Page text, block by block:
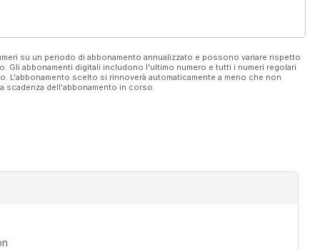
su un periodo di abbonamento annualizzato e possono variare rispetto
abbonamenti digitali includono l'ultimo numero e tutti i numeri regolari
L'abbonamento scelto si rinnoverà automaticamente a meno che non
scadenza dell'abbonamento in corso.